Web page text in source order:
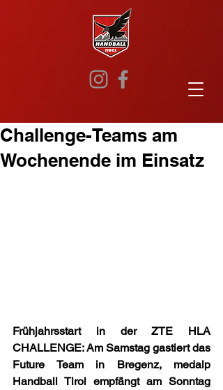
Challenge-Teams am
Wochenende im Einsatz
Frühjahrsstart in der ZTE HLA
CHALLENGE: Am Samstag gastiert das
Future Team in Bregenz, medalp
Handball Tirol empfängt am Sonntag